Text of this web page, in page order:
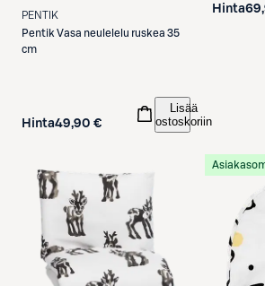
PENTIK
Pentik Vasa neulelelu ruskea 35
cm
Hinta49,90 €
Lisää
ostoskoriin
Hinta